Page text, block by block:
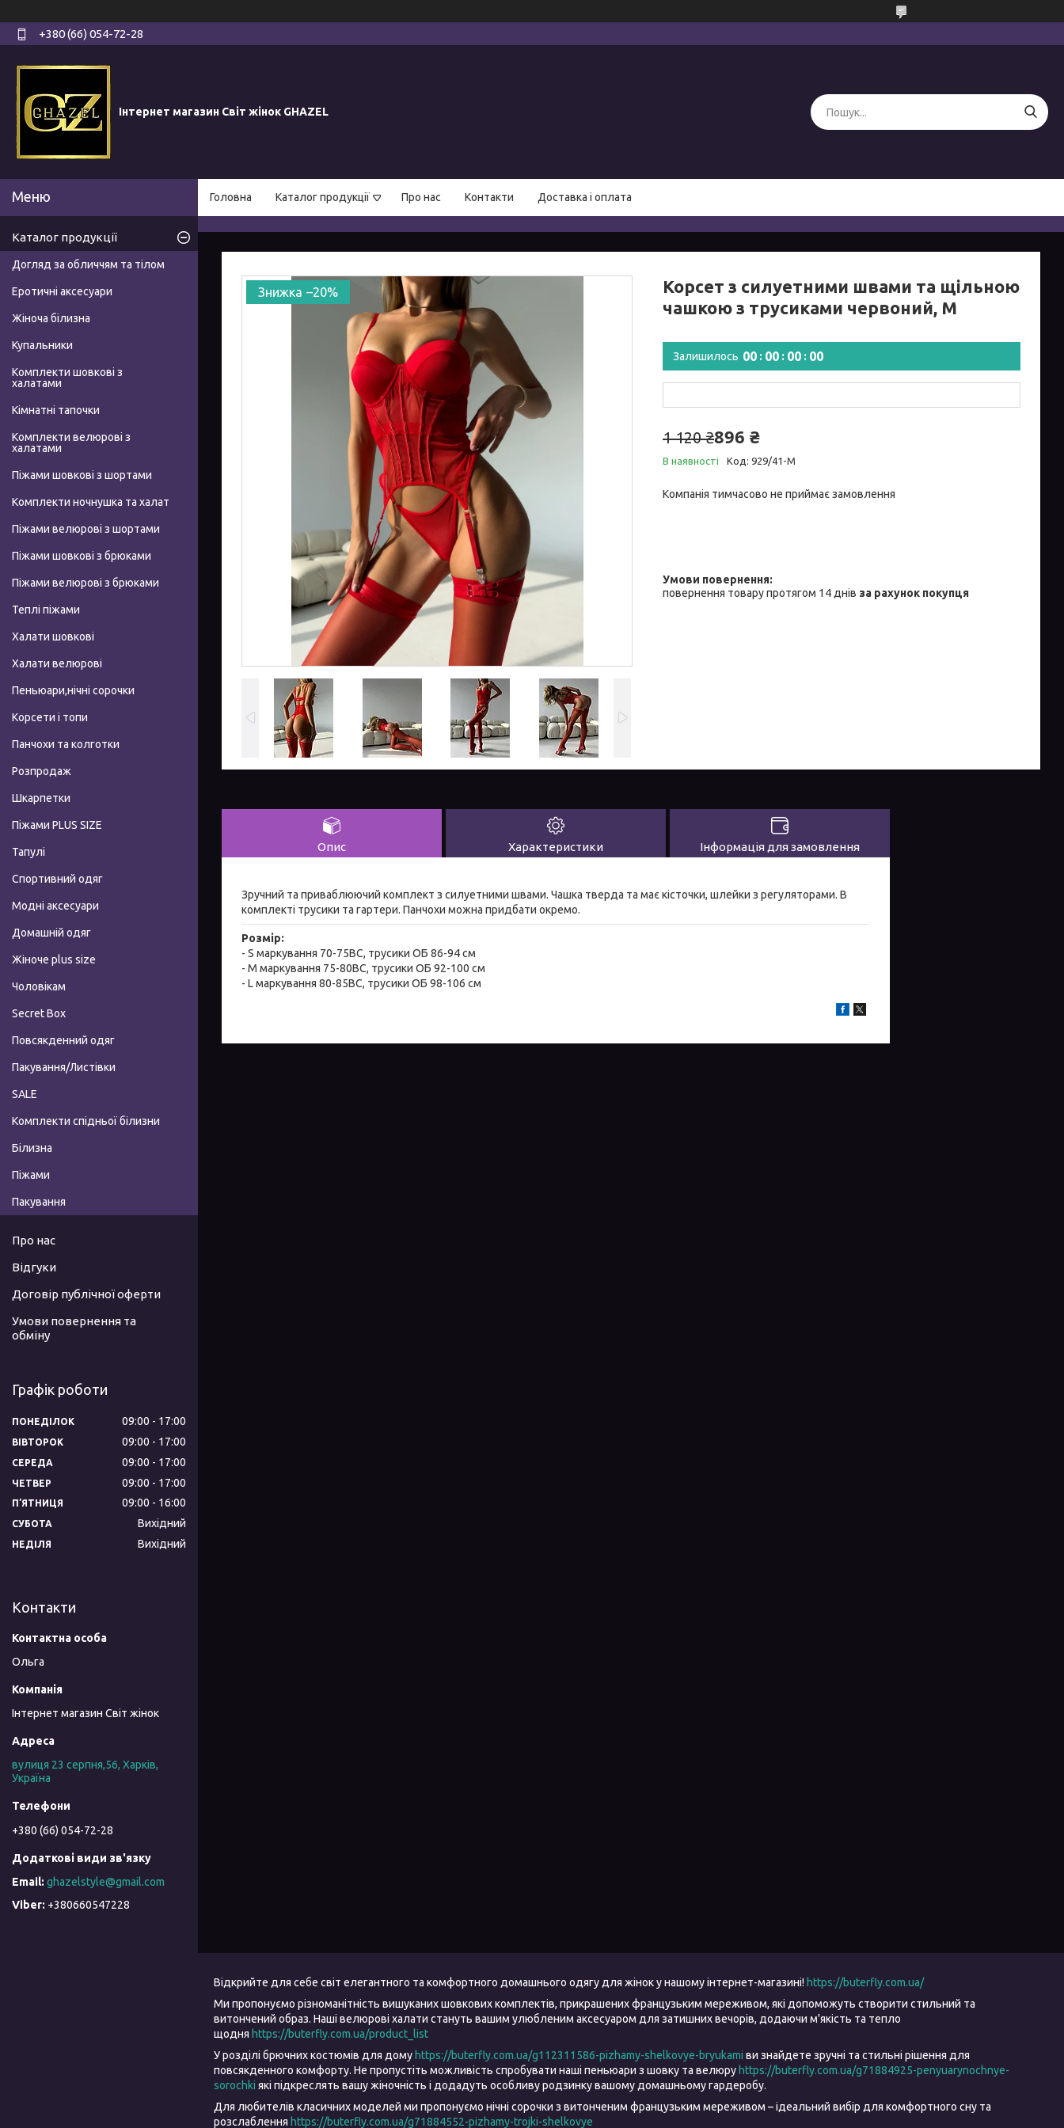
+380 (66) 054-72-28
Інтернет магазин Світ жінок GHAZEL
Головна Каталог продукції Про нас Контакти Доставка і оплата
–20%
Корсет з силуетними швами та щільною
чашкою з трусиками червоний, М
Залишилось 00 00 00 00
1 120 ₴896 ₴
В наявності Код: 929/41-M
Компанія тимчасово не приймає замовлення
повернення товару протягом 14 днів за рахунок покупця
Опис Характеристики Інформація для замовлення
Зручний та приваблюючий комплект з силуетними швами. Чашка тверда та має кісточки, шлейки з регуляторами. В
комплекті трусики та гартери. Панчохи можна придбати окремо.
Розмір:
- S маркування 70-75ВС, трусики ОБ 86-94 см
- M маркування 75-80ВС, трусики ОБ 92-100 см
- L маркування 80-85BC, трусики ОБ 98-106 см
Каталог продукції
Догляд за обличчям та тілом
Еротичні аксесуари
Жіноча білизна
Купальники
Комплекти шовкові з
халатами
Кімнатні тапочки
Комплекти велюрові з
халатами
Піжами шовкові з шортами
Комплекти ночнушка та халат
Піжами велюрові з шортами
Піжами шовкові з брюками
Піжами велюрові з брюками
Теплі піжами
Халати шовкові
Халати велюрові
Пеньюари,нічні сорочки
Корсети і топи
Панчохи та колготки
Розпродаж
Шкарпетки
Піжами PLUS SIZE
Тапулі
Спортивний одяг
Модні аксесуари
Домашній одяг
Жіноче plus size
Чоловікам
Secret Box
Повсякденний одяг
Пакування/Листівки
SALE
Комплекти спідньої білизни
Білизна
Піжами
Пакування
Про нас
Відгуки
Договір публічної оферти
Умови повернення та
обміну
Графік роботи
ПОНЕДІЛОК 09:00 17:00
ВІВТОРОК 09:00 17:00
СЕРЕДА 09:00 17:00
ЧЕТВЕР 09:00 17:00
ПʼЯТНИЦЯ 09:00 16:00
СУБОТА Вихідний
НЕДІЛЯ Вихідний
Контакти
Ольга
Інтернет магазин Світ жінок
вулиця 23 серпня,56, Харків,
Україна
+380 (66) 054-72-28
ghazelstyle@gmail.com
+380660547228
Відкрийте для себе світ елегантного та комфортного домашнього одягу для жінок у нашому інтернет-магазині! https://buterfly.com.ua/
Ми пропонуємо різноманітність вишуканих шовкових комплектів, прикрашених французьким мереживом, які допоможуть створити стильний та
витончений образ. Наші велюрові халати стануть вашим улюбленим аксесуаром для затишних вечорів, додаючи м'якість та тепло
щодня https://buterfly.com.ua/product_list
У розділі брючних костюмів для дому https://buterfly.com.ua/g112311586-pizhamy-shelkovye-bryukami ви знайдете зручні та стильні рішення для
повсякденного комфорту. Не пропустіть можливість спробувати наші пеньюари з шовку та велюру https://buterfly.com.ua/g71884925-penyuarynochnye-
sorochki які підкреслять вашу жіночність і додадуть особливу родзинку вашому домашньому гардеробу.
Для любителів класичних моделей ми пропонуємо нічні сорочки з витонченим французьким мереживом – ідеальний вибір для комфортного сну та
розслаблення https://buterfly.com.ua/g71884552-pizhamy-trojki-shelkovye